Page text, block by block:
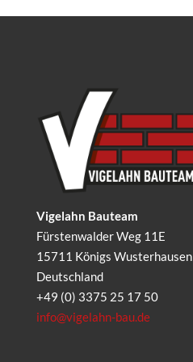
Vigelahn Bauteam
Fürstenwalder Weg 11E
15711 Königs Wusterhausen
Deutschland
+49 (0) 3375 25 17 50
info@vigelahn-bau.de